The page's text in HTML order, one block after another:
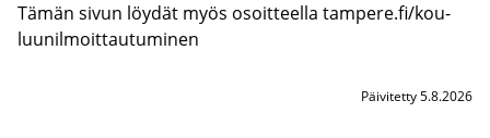
Tämän sivun löy­dät myös osoit­teel­la tam­pe­re.fi/kou­
luu­nil­moit­tau­tu­mi­nen
Päivitetty 5.8.2026